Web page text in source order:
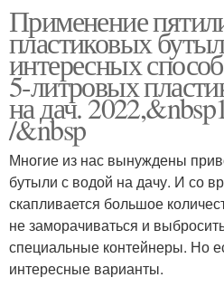
Применение
пластиковых
интересных
5-литровых
на дач.
/&nbsp
Многие из нас вынуждены
бутыли с водой на дачу. И со
скапливается большое
не заморачиваться и
специальные контейнеры. Но
интересные варианты.